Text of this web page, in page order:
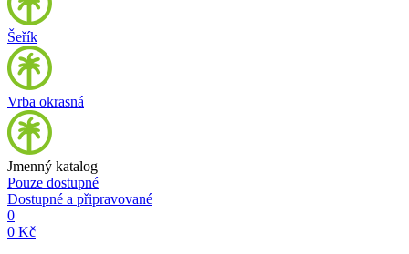
Šeřík
Vrba okrasná
Jmenný katalog
Pouze dostupné
Dostupné a připravované
0
0 Kč